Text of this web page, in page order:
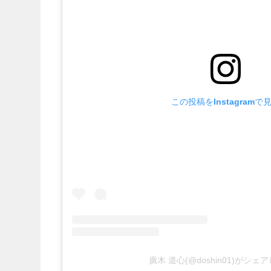
この投稿をInstagramで
廣木 道心(@doshin01)がシェア